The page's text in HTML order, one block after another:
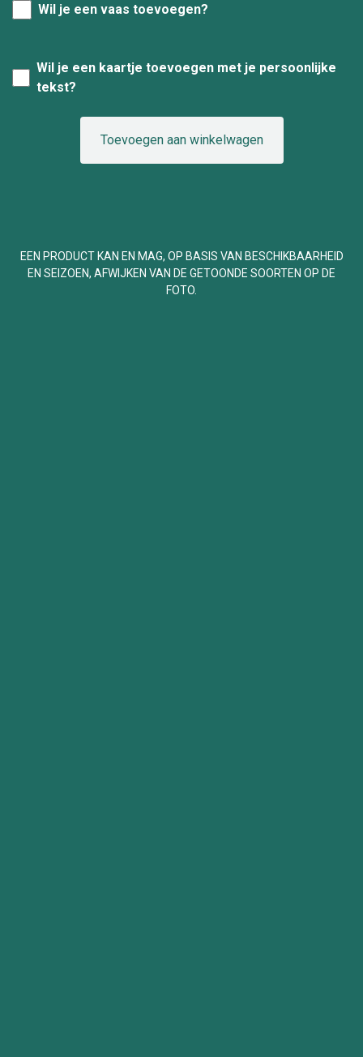
Wil je een vaas toevoegen?
Wil je een kaartje toevoegen met je persoonlijke
tekst?
Toevoegen aan winkelwagen
EEN PRODUCT KAN EN MAG, OP BASIS VAN BESCHIKBAARHEID
EN SEIZOEN, AFWIJKEN VAN DE GETOONDE SOORTEN OP DE
FOTO.